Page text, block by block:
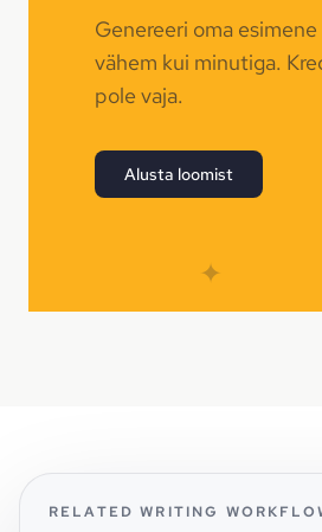
✦
Genereeri oma
vähem kui minutiga.
pole vaja.
Alusta loomist
RELATED WRITING